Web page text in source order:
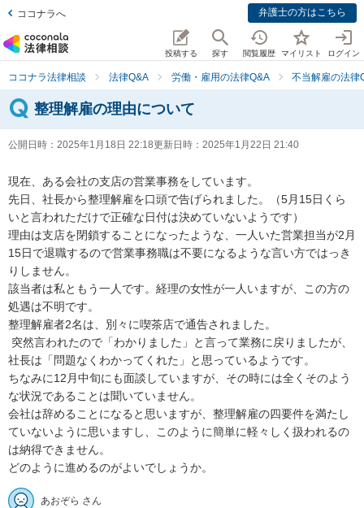
ココナラへ 弁護士の方はこちら
投稿する 探す 閲覧履歴 マイリスト ログイン
ココナラ法律相談 法律Q&A 労働・雇用の法律Q&A 不当解雇の法律
整理解雇の理由について
公開日時： 2025年1月18日 22:18更新日時： 2025年1月22日 21:40
現在、ある会社の支店の営業事務をしています。
先日、社長から整理解雇を口頭で告げられました。（5月15日くら
いと言われただけで正確な日付は決めていないようです）
理由は支店を閉鎖することになったような、一人いた営業担当が2月
15日で退職するので営業事務職は不要になるような言い方ではっき
りしません。
該当者は私ともう一人です。経理の女性が一人いますが、この方の
処遇は不明です。
整理解雇者2名は、別々に喫茶店で通告されました。
社長は「問題なくわかってくれた」と思っているようです。
ちなみに12月中旬にも面談していますが、その時には全くそのよう
な状況であることは聞いていません。
会社は辞めることになると思いますが、整理解雇の四要件を満たし
ていないように思いますし、このように簡単に軽々しく扱われるの
は納得できません。
どのように進めるのがよいでしょうか。
あおぞら さん